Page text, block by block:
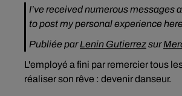
I’ve received numerous messages
to post my personal experience
Publiée parLenin Gutierrezsur
L'employé a fini par remercier tous
réaliser son rêve : devenir danseur.